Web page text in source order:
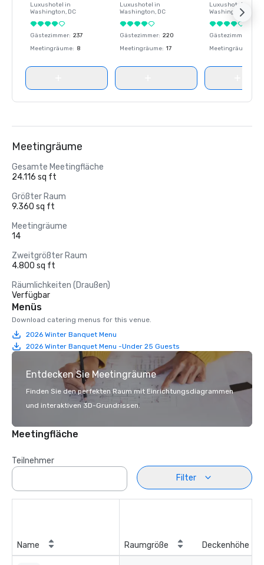
Luxushotel in
Washington, DC
Gästezimmer: 237
Meetingräume: 8
Luxushotel in
Washington, DC
Gästezimmer: 220
Meetingräume: 17
Luxushotel in
Washington
Gästezimmer
Meetingräume
Meetingräume
Gesamte Meetingfläche
24.116 sq ft
Größter Raum
9.360 sq ft
Meetingräume
14
Zweitgrößter Raum
4.800 sq ft
Räumlichkeiten (Draußen)
Verfügbar
Menüs
Download catering menus for this venue.
2026 Winter Banquet Menu
2026 Winter Banquet Menu -Under 25 Guests
Entdecken Sie Meetingräume
Finden Sie den perfekten Raum mit Einrichtungsdiagrammen
und interaktiven 3D-Grundrissen.
Meetingfläche
Teilnehmer
Filter
Name Raumgröße Deckenhöhe